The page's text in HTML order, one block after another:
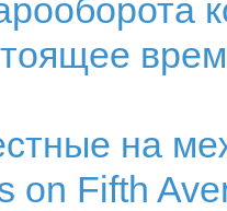
на
on Fifth